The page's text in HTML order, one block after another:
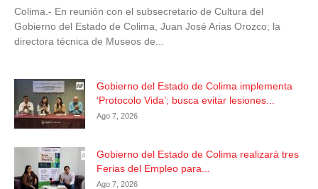
Colima.- En reunión con el subsecretario de Cultura del
Gobierno del Estado de Colima, Juan José Arias Orozco; la
directora técnica de Museos de...
Gobierno del Estado de Colima implementa
‘Protocolo Vida’; busca evitar lesiones...
Ago 7, 2026
Gobierno del Estado de Colima realizará tres
Ferias del Empleo para...
Ago 7, 2026